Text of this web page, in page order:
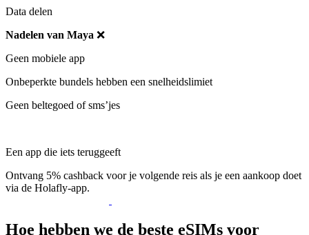
Data delen
Nadelen van Maya ❌
Geen mobiele app
Onbeperkte bundels hebben een snelheidslimiet
Geen beltegoed of sms’jes
Een app die iets teruggeeft
Ontvang 5% cashback voor je volgende reis als je een aankoop doet
via de Holafly-app.
Hoe hebben we de beste eSIMs voor